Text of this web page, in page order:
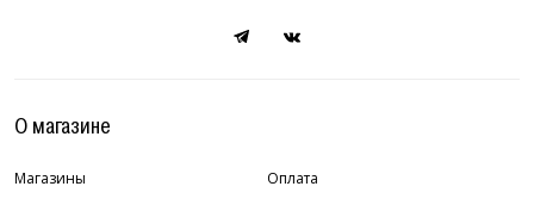
О магазине
Магазины Оплата